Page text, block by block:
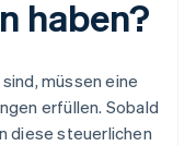
haben?
müssen eine
erfüllen. Sobald
diese steuerlichen